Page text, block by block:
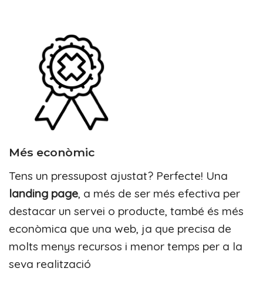
Més econòmic
Tens un pressupost ajustat? Perfecte! Una
landing page, a més de ser més efectiva per
destacar un servei o producte, també és més
econòmica que una web, ja que precisa de
molts menys recursos i menor temps per a la
seva realització